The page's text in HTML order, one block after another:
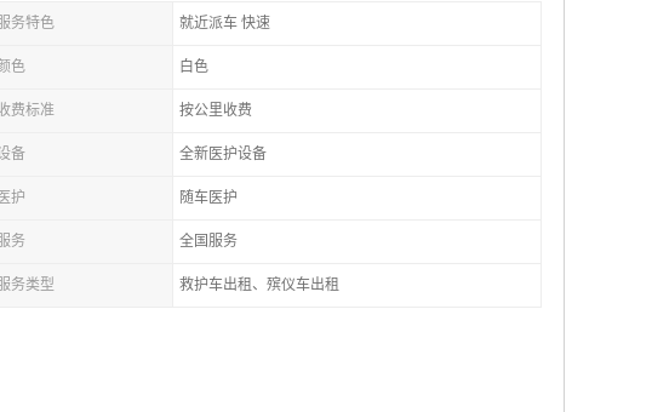
务特色 就近派车 快速
色 白色
费标准 按公里收费
备 全新医护设备
医护 随车医护
务 全国服务
务类型 救护车出租、殡仪车出租